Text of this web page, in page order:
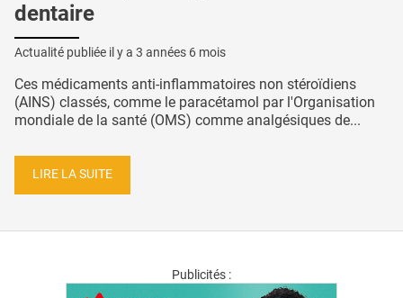
dentaire
Actualité publiée il y a 3 années 6 mois
Ces médicaments anti-inflammatoires non stéroïdiens
(AINS) classés, comme le paracétamol par l'Organisation
mondiale de la santé (OMS) comme analgésiques de...
LIRE LA SUITE
Publicités :